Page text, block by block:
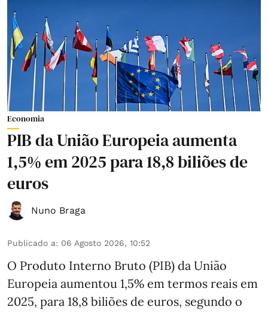
Economia
PIB da União Europeia aumenta
1,5% em 2025 para 18,8 biliões de
euros
Nuno Braga
Publicado a: 06 Agosto 2026, 10:52
O Produto Interno Bruto (PIB) da União
Europeia aumentou 1,5% em termos reais em
2025, para 18,8 biliões de euros, segundo o